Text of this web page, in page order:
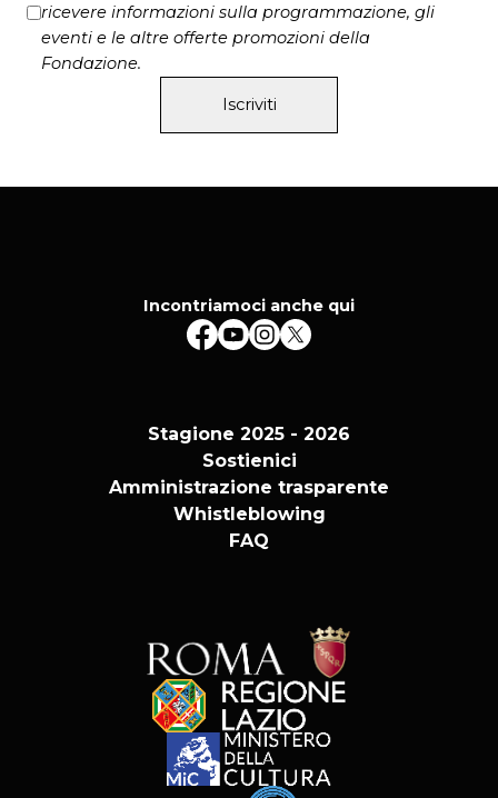
ricevere informazioni sulla programmazione, gli
eventi e le altre offerte promozioni della
Fondazione.
Iscriviti
Incontriamoci anche qui
Stagione 2025 - 2026
Sostienici
Amministrazione trasparente
Whistleblowing
FAQ